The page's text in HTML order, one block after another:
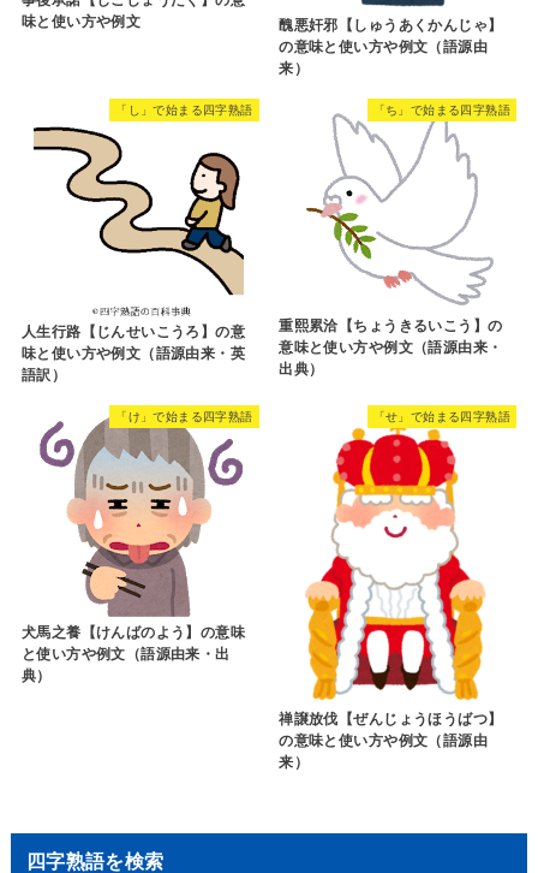
味と使い方や例文
醜悪奸邪【しゅうあくかんじゃ】
の意味と使い方や例文（語源由
来）
「し」で始まる四字熟語
人生行路【じんせいこうろ】の意
味と使い方や例文（語源由来・英
語訳）
「ち」で始まる四字熟語
重熙累洽【ちょうきるいこう】の
意味と使い方や例文（語源由来・
出典）
「け」で始まる四字熟語
犬馬之養【けんばのよう】の意味
と使い方や例文（語源由来・出
典）
「せ」で始まる四字熟語
禅譲放伐【ぜんじょうほうばつ】
の意味と使い方や例文（語源由
来）
四字熟語を検索